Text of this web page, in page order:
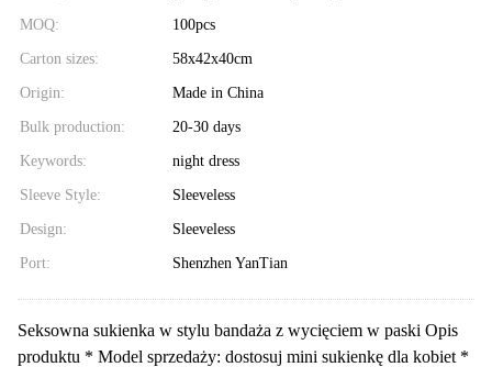
MOQ: 100pcs
Carton sizes: 58x42x40cm
Origin: Made in China
Bulk production: 20-30 days
Keywords: night dress
Sleeve Style: Sleeveless
Design: Sleeveless
Port: Shenzhen YanTian
Seksowna sukienka w stylu bandaża z wycięciem w paski Opis
produktu * Model sprzedaży: dostosuj mini sukienkę dla kobiet *